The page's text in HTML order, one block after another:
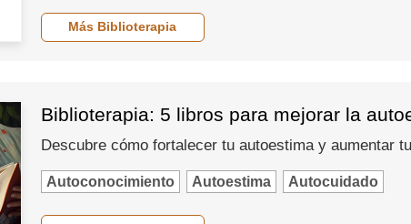
Más Biblioterapia
Biblioterapia: 5 libros para mejorar la
Descubre cómo fortalecer tu autoestima y aumentar
Autoconocimiento Autoestima Autocuidado